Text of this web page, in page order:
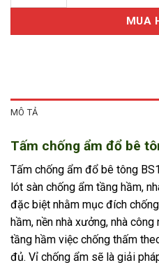
MUA
MÔ TẢ
Tấm chống ẩm đổ bê
Tấm chống ẩm đổ bê tông
lót sàn chống ẩm tầng hầm,
đặc biệt nhằm mục đích
hầm, nền nhà xưởng, nhà
tầng hầm việc chống thấm
đủ. Vỉ chống ẩm sẽ là giải